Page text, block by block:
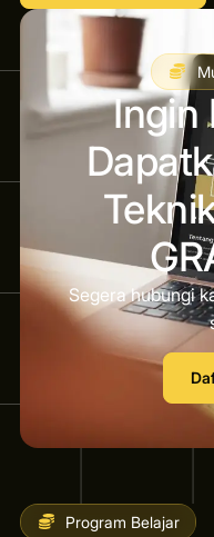
Ingin
Segera hubungi
Program Belajar